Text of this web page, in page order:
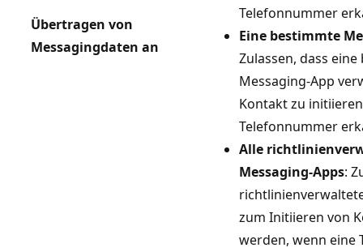
Übertragen von
Messagingdaten an
Telefonnummer
Eine bestimmte
Zulassen, dass
Messaging-App
Kontakt zu
Telefonnummer
Alle
Messaging-Apps:
zum Initiieren von
werden, wenn eine